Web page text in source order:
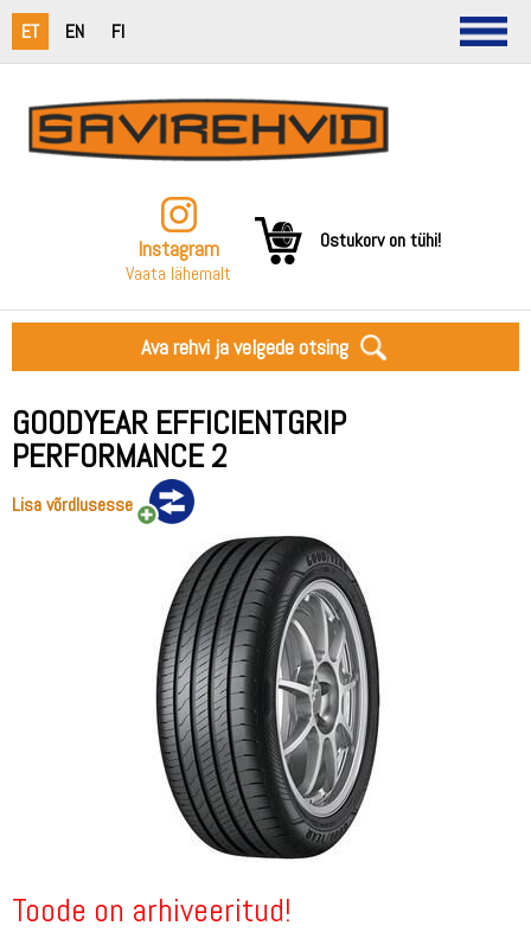
ET EN FI
Instagram
Vaata lähemalt
Ostukorv on tühi!
Ava rehvi ja velgede otsing
GOODYEAR EFFICIENTGRIP
PERFORMANCE 2
Lisa võrdlusesse
Toode on arhiveeritud!